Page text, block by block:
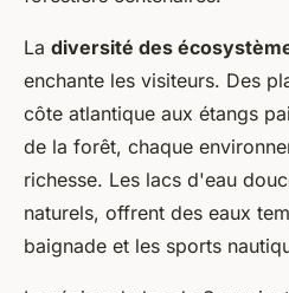
La diversité des
enchante les visiteurs. Des
côte atlantique aux étangs
de la forêt, chaque
richesse. Les lacs d'eau
naturels, offrent des eaux
baignade et les sports